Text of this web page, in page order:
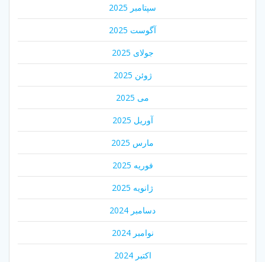
سپتامبر 2025
آگوست 2025
جولای 2025
ژوئن 2025
می 2025
آوریل 2025
مارس 2025
فوریه 2025
ژانویه 2025
دسامبر 2024
نوامبر 2024
اکتبر 2024